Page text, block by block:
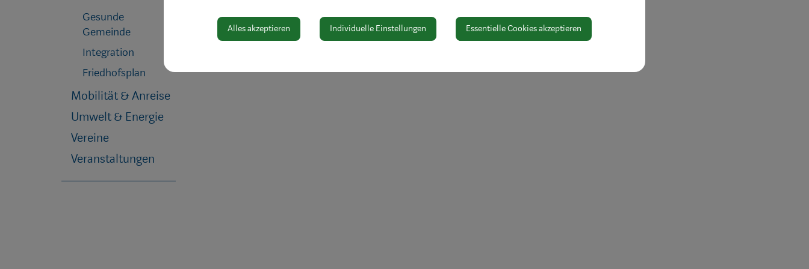
Gesunde
Gemeinde
Integration
Friedhofsplan
Mobilität & Anreise
Umwelt & Energie
Vereine
Veranstaltungen
Alles akzeptieren Individuelle Einstellungen Essentielle Cookies akzeptieren